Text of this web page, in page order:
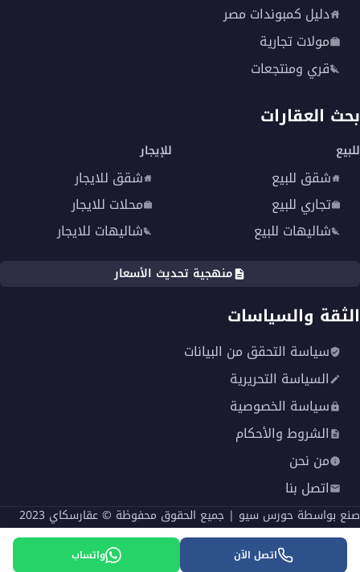
دليل كمبوندات مصر
مولات تجارية
قري ومنتجعات
بحث العقارات
للبيع
شقق للبيع
تجاري للبيع
شاليهات للبيع
للإيجار
شقق للايجار
محلات للايجار
شاليهات للايجار
منهجية تحديث الأسعار
الثقة والسياسات
سياسة التحقق من البيانات
السياسة التحريرية
سياسة الخصوصية
الشروط والأحكام
من نحن
اتصل بنا
صنع بواسطة حورس سيو | جميع الحقوق محفوظة © عقارسكاي 2023
اتصل الآن واتساب